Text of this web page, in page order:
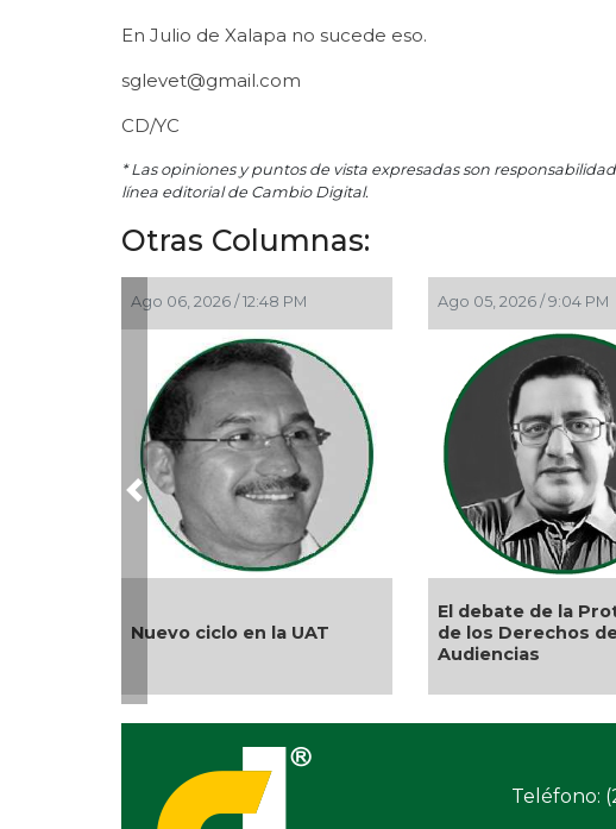
En Julio de Xalapa no sucede eso.
sglevet@gmail.com
CD/YC
* Las opiniones y puntos de vista expresadas son
línea editorial de Cambio Digital.
Otras Columnas:
Ago 06, 2026 / 12:48 PM
Nuevo ciclo en la UAT
Ago 05, 2026 / 9:04 PM
El debate de la
de los Derechos
Audiencias
Previous
Teléfono: